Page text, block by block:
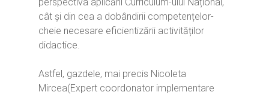
perspectiva aplicării Curriculum-ului Național,
cât și din cea a dobândirii competențelor-
cheie necesare eficientizării activităților
didactice.
Astfel, gazdele, mai precis Nicoleta
Mircea(Expert coordonator implementare